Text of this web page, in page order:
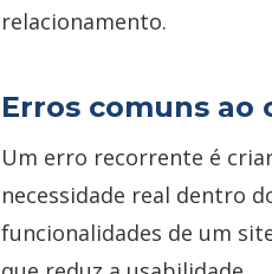
relacionamento.
Erros comuns ao
Um erro recorrente é
necessidade real dentro
funcionalidades de um